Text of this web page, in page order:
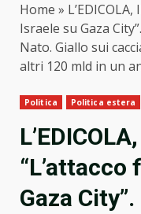
Home »
Israele su Gaza
Nato. Giallo sui
altri 120 mld in un
Politica Politica estera
Gaza